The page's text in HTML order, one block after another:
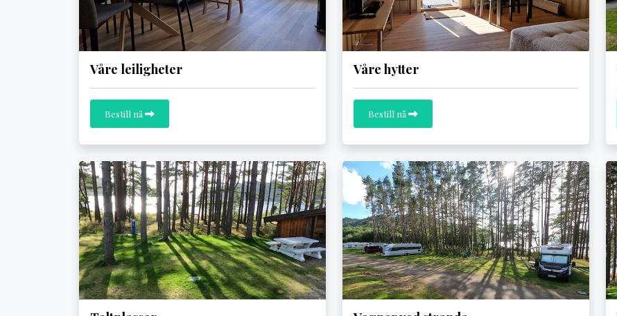
Våre leiligheter
Bestill nå
Våre hytter
Bestill nå